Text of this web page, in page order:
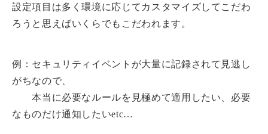
設定項目は多く環境に応じてカスタマイズしてこだわ
ろうと思えばいくらでもこだわれます。
例：セキュリティイベントが大量に記録されて見逃し
がちなので、
本当に必要なルールを見極めて適用したい、必要
なものだけ通知したいetc…